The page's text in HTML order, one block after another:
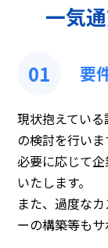
一気
01 要
現状抱えてい
の検討を行いま
必要に応じて
いたします。
また、過度な
ーの構築等もサ